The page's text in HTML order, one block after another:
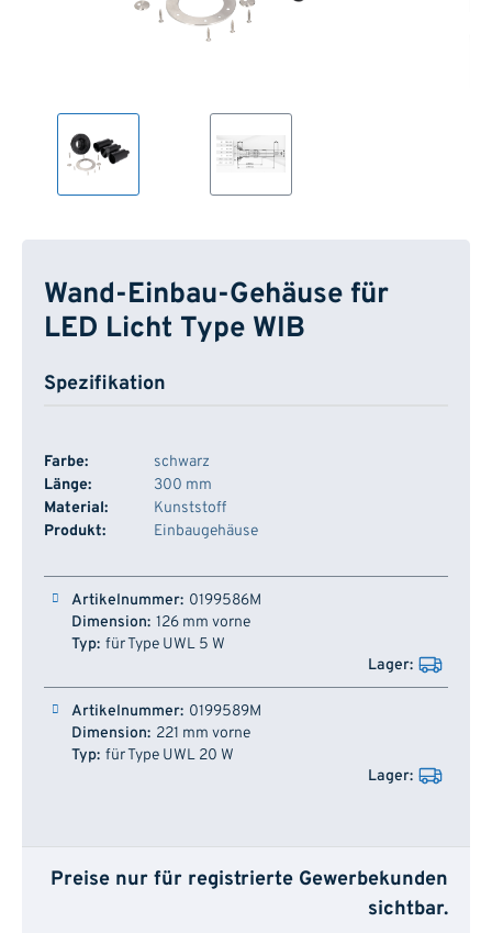
Wand-Einbau-Gehäuse für
LED Licht Type WIB
Spezifikation
Farbe:
schwarz
Länge:
300 mm
Material:
Kunststoff
Produkt:
Einbaugehäuse
Artikelnummer Dimension
0199586M
126 mm vorne
für Type UWL 5 W
0199589M
221 mm vorne
für Type UWL 20 W
Preise nur für registrierte Gewerbekunden
sichtbar.